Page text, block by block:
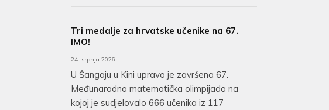
Tri medalje za hrvatske učenike na 67.
IMO!
24. srpnja 2026.
U Šangaju u Kini upravo je završena 67.
Međunarodna matematička olimpijada na
kojoj je sudjelovalo 666 učenika iz 117